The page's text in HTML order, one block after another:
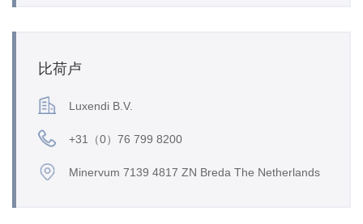
比荷卢
Luxendi B.V.
+31（0）76 799 8200
Minervum 7139 4817 ZN Breda The Netherlands